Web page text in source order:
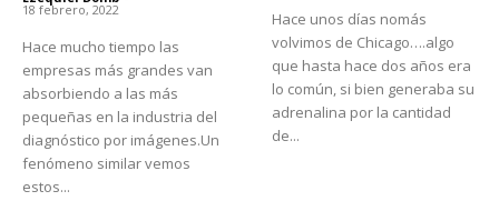
18 febrero, 2022
Hace mucho tiempo las
empresas más grandes van
absorbiendo a las más
pequeñas en la industria del
diagnóstico por imágenes.Un
fenómeno similar vemos
estos...
Hace unos días nomás
volvimos de Chicago….algo
que hasta hace dos años era
lo común, si bien generaba su
adrenalina por la cantidad
de...